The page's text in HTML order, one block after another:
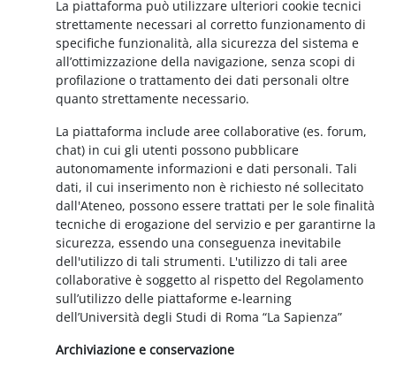
La piattaforma può utilizzare ulteriori cookie tecnici
strettamente necessari al corretto funzionamento di
specifiche funzionalità, alla sicurezza del sistema e
all’ottimizzazione della navigazione, senza scopi di
profilazione o trattamento dei dati personali oltre
quanto strettamente necessario.
La piattaforma include aree collaborative (es. forum,
chat) in cui gli utenti possono pubblicare
autonomamente informazioni e dati personali. Tali
dati, il cui inserimento non è richiesto né sollecitato
dall'Ateneo, possono essere trattati per le sole finalità
tecniche di erogazione del servizio e per garantirne la
sicurezza, essendo una conseguenza inevitabile
dell'utilizzo di tali strumenti. L'utilizzo di tali aree
collaborative è soggetto al rispetto del Regolamento
sull’utilizzo delle piattaforme e-learning
dell’Università degli Studi di Roma “La Sapienza”
Archiviazione e conservazione